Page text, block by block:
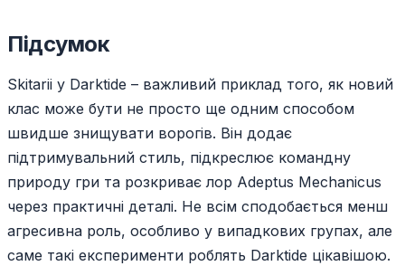
Підсумок
Skitarii у Darktide – важливий приклад того, як новий
клас може бути не просто ще одним способом
швидше знищувати ворогів. Він додає
підтримувальний стиль, підкреслює командну
природу гри та розкриває лор Adeptus Mechanicus
через практичні деталі. Не всім сподобається менш
агресивна роль, особливо у випадкових групах, але
саме такі експерименти роблять Darktide цікавішою.